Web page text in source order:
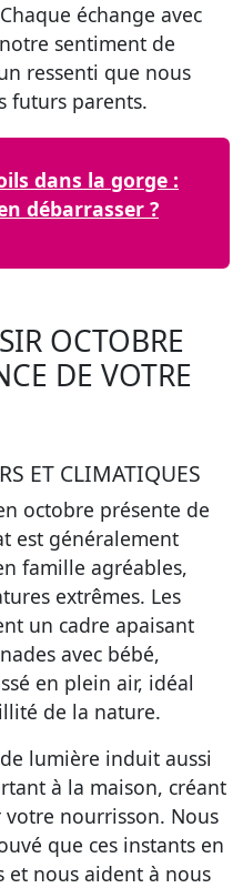
échange avec
sentiment de
ressenti que nous
futurs parents.
dans la gorge :
débarrasser ?
OCTOBRE
DE VOTRE
ET CLIMATIQUES
octobre présente de
est généralement
famille agréables,
extrêmes. Les
un cadre apaisant
avec bébé,
en plein air, idéal
de la nature.
lumière induit aussi
à la maison, créant
nourrisson. Nous
que ces instants en
nous aident à nous